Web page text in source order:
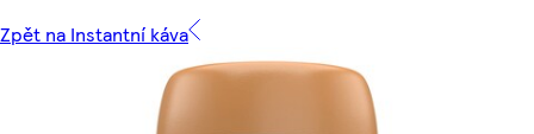
Zpět na Instantní káva